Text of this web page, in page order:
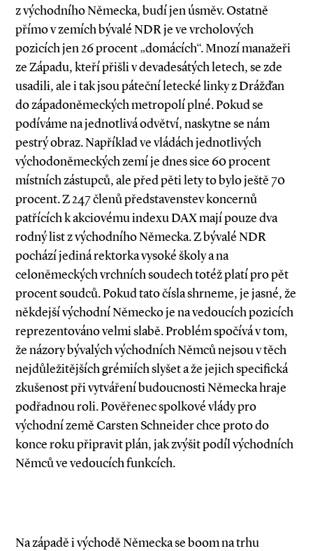
z východního Německa, budí jen úsměv. Ostatně
přímo v zemích bývalé NDR je ve vrcholových
pozicích jen 26 procent „domácích“. Mnozí manažeři
ze Západu, kteří přišli v devadesátých letech, se zde
usadili, ale i tak jsou páteční letecké linky z Drážďan
do západoněmeckých metropolí plné. Pokud se
podíváme na jednotlivá odvětví, naskytne se nám
pestrý obraz. Například ve vládách jednotlivých
východoněmeckých zemí je dnes sice 60 procent
místních zástupců, ale před pěti lety to bylo ještě 70
procent. Z 247 členů představenstev koncernů
patřících k akciovému indexu DAX mají pouze dva
rodný list z východního Německa. Z bývalé NDR
pochází jediná rektorka vysoké školy a na
celoněmeckých vrchních soudech totéž platí pro pět
procent soudců. Pokud tato čísla shrneme, je jasné, že
někdejší východní Německo je na vedoucích pozicích
reprezentováno velmi slabě. Problém spočívá v tom,
že názory bývalých východních Němců nejsou v těch
nejdůležitějších grémiích slyšet a že jejich specifická
zkušenost při vytváření budoucnosti Německa hraje
podřadnou roli. Pověřenec spolkové vlády pro
východní země Carsten Schneider chce proto do
konce roku připravit plán, jak zvýšit podíl východních
Němců ve vedoucích funkcích.
Na západě i východě Německa se boom na trhu